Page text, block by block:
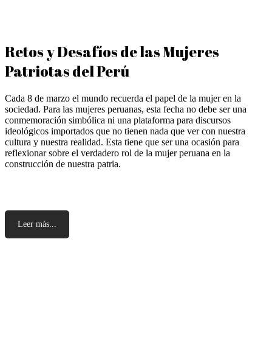
Retos y Desafíos de las Mujeres
Patriotas del Perú
Cada 8 de marzo el mundo recuerda el papel de la mujer en la
sociedad. Para las mujeres peruanas, esta fecha no debe ser una
conmemoración simbólica ni una plataforma para discursos
ideológicos importados que no tienen nada que ver con nuestra
cultura y nuestra realidad. Esta tiene que ser una ocasión para
reflexionar sobre el verdadero rol de la mujer peruana en la
construcción de nuestra patria.
Leer más...